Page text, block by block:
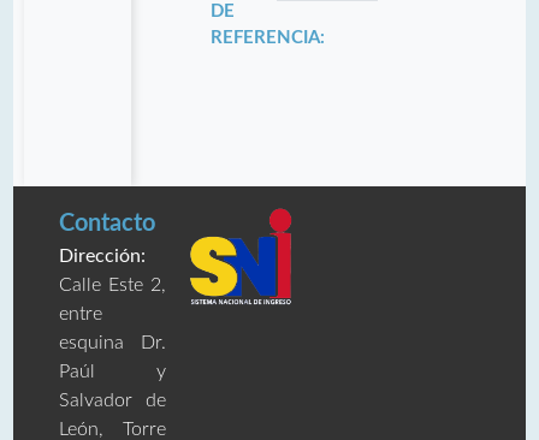
DE
REFERENCIA:
Contacto
Dirección:
Calle Este 2,
entre
esquina Dr.
Paúl y
Salvador de
León, Torre